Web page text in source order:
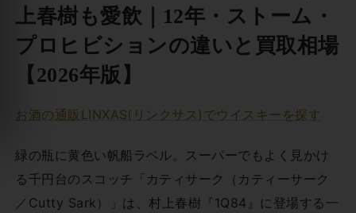
上春樹も愛飲｜12年・ストーム・
プロヒビションの違いと買取相場
【2026年版】
お酒の通販LINXAS(リンクサス)でウイスキーを探す
緑の瓶に黄色い帆船ラベル。スーパーでもよく見かけ
る千円台のスコッチ「カティサーク（カティーサーク
／Cutty Sark）」は、村上春樹『1Q84』に登場する一